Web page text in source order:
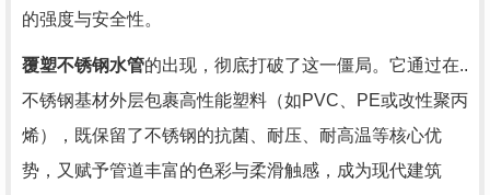
的强度与安全性。
覆塑不锈钢水管的出现，彻底打破了这一僵局。它通过在..
不锈钢基材外层包裹高性能塑料（如PVC、PE或改性聚丙
烯），既保留了不锈钢的抗菌、耐压、耐高温等核心优
势，又赋予管道丰富的色彩与柔滑触感，成为现代建筑